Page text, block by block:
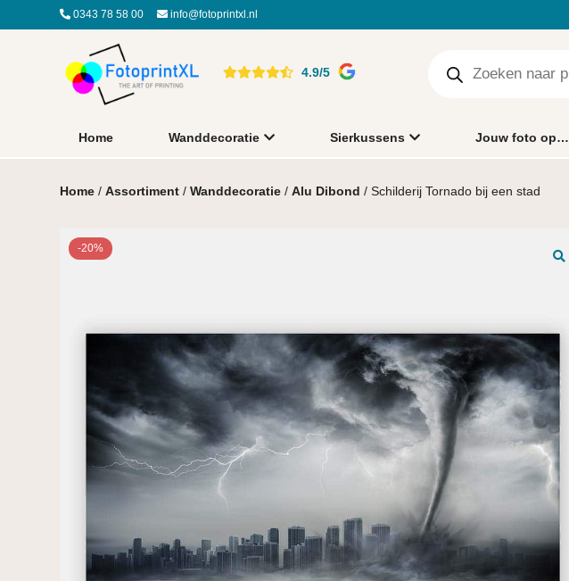
0343 78 58 00 info@fotoprintxl.nl
4.9/5
Home Wanddecoratie Sierkussens Jouw foto op…
Home /Assortiment /Wanddecoratie /Alu Dibond / Schilderij Tornado bij een stad
-20%